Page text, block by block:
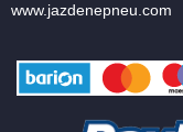
www.jazdenepneu.com